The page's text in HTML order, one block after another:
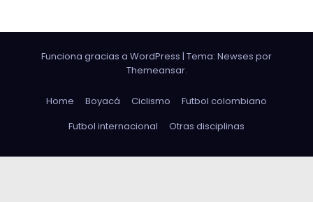
Funciona gracias a WordPress | Tema: Newses por
Themeansar.
Home Boyacá Ciclismo
Futbol colombiano
Futbol internacional
Otras disciplinas